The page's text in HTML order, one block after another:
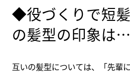
◆役づくりで短
の髪型の印象は…
互いの髪型については、「先輩